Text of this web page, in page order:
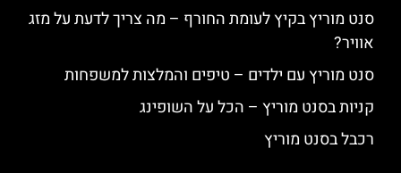
סנט מוריץ בקיץ לעומת החורף – מה צריך לדעת על מזג
אוויר?
סנט מוריץ עם ילדים – טיפים והמלצות למשפחות
קניות בסנט מוריץ – הכל על השופינג
רכבל בסנט מוריץ